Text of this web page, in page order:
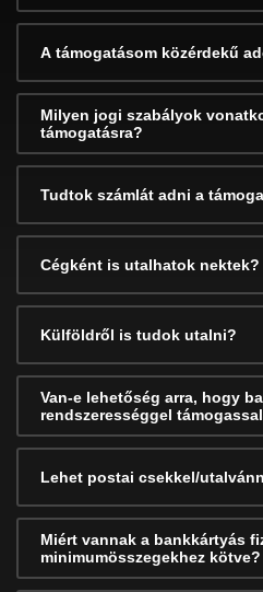
A támogatásom közérdekű
Milyen jogi szabályok
támogatásra?
Tudtok számlát adni a
Cégként is utalhatok nektek?
Külföldről is tudok utalni?
Van-e lehetőség arra, hogy
rendszerességgel
Lehet postai csekkel/
Miért vannak a bankkártyás
minimumösszegekhez kötve?